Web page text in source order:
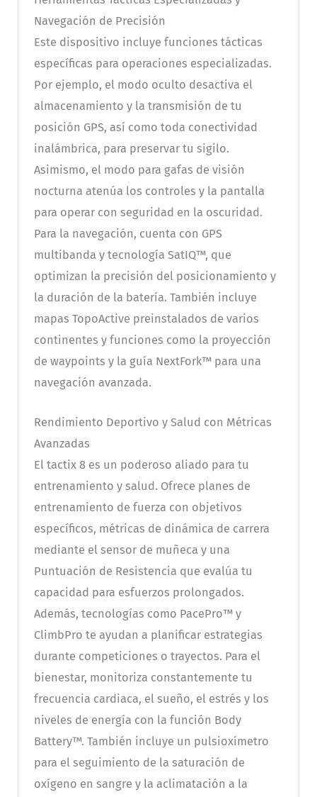
Navegación de Precisión
Este dispositivo incluye funciones tácticas
específicas para operaciones especializadas.
Por ejemplo, el modo oculto desactiva el
almacenamiento y la transmisión de tu
posición GPS, así como toda conectividad
inalámbrica, para preservar tu sigilo.
Asimismo, el modo para gafas de visión
nocturna atenúa los controles y la pantalla
para operar con seguridad en la oscuridad.
Para la navegación, cuenta con GPS
multibanda y tecnología SatIQ™, que
optimizan la precisión del posicionamiento y
la duración de la batería. También incluye
mapas TopoActive preinstalados de varios
continentes y funciones como la proyección
de waypoints y la guía NextFork™ para una
navegación avanzada.
Rendimiento Deportivo y Salud con Métricas
Avanzadas
El tactix 8 es un poderoso aliado para tu
entrenamiento y salud. Ofrece planes de
entrenamiento de fuerza con objetivos
específicos, métricas de dinámica de carrera
mediante el sensor de muñeca y una
Puntuación de Resistencia que evalúa tu
capacidad para esfuerzos prolongados.
Además, tecnologías como PacePro™ y
ClimbPro te ayudan a planificar estrategias
durante competiciones o trayectos. Para el
bienestar, monitoriza constantemente tu
frecuencia cardiaca, el sueño, el estrés y los
niveles de energía con la función Body
Battery™. También incluye un pulsioxímetro
para el seguimiento de la saturación de
oxígeno en sangre y la aclimatación a la